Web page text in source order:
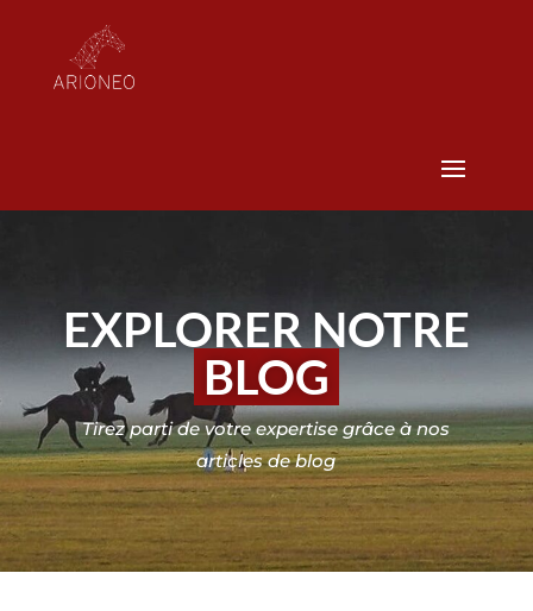
EXPLORER NOTRE
BLOG
Tirez parti de votre expertise grâce à nos
articles de blog